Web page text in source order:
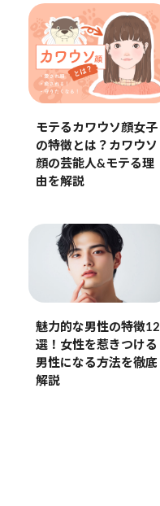
モテるカワウソ顔女子
の特徴とは？カワウソ
顔の芸能人&モテる理
由を解説
魅力的な男性の特徴12
選！女性を惹きつける
男性になる方法を徹底
解説